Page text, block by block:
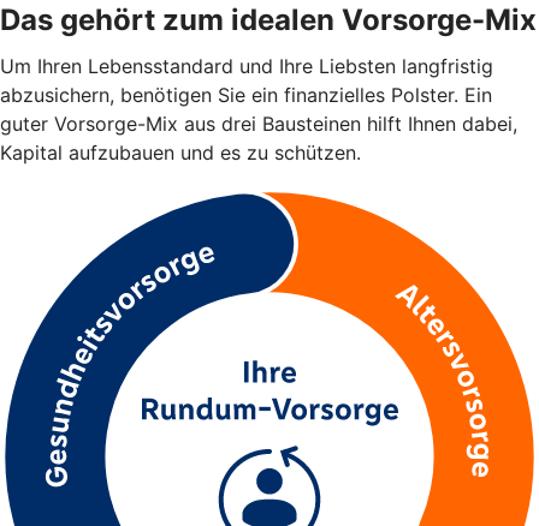
Das gehört zum idealen Vorsorge-Mix
Um Ihren Lebensstandard und Ihre Liebsten langfristig
abzusichern, benötigen Sie ein finanzielles Polster. Ein
guter Vorsorge-Mix aus drei Bausteinen hilft Ihnen dabei,
Kapital aufzubauen und es zu schützen.